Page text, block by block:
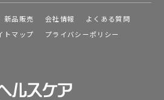
新品販売 会社情報
よくある質問
トマップ プライバシーポリシー